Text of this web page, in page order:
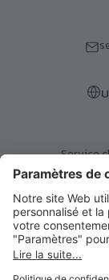
Service